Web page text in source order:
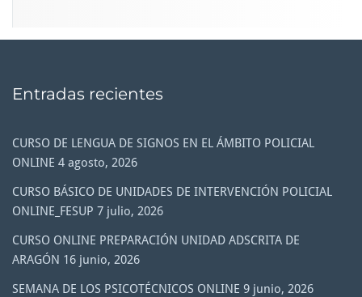
Entradas recientes
CURSO DE LENGUA DE SIGNOS EN EL ÁMBITO POLICIAL
ONLINE 4 agosto, 2026
CURSO BÁSICO DE UNIDADES DE INTERVENCIÓN POLICIAL
ONLINE_FESUP 7 julio, 2026
CURSO ONLINE PREPARACIÓN UNIDAD ADSCRITA DE
ARAGÓN 16 junio, 2026
SEMANA DE LOS PSICOTÉCNICOS ONLINE 9 junio, 2026